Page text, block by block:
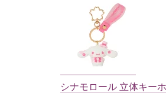
シナモロール 立体キー